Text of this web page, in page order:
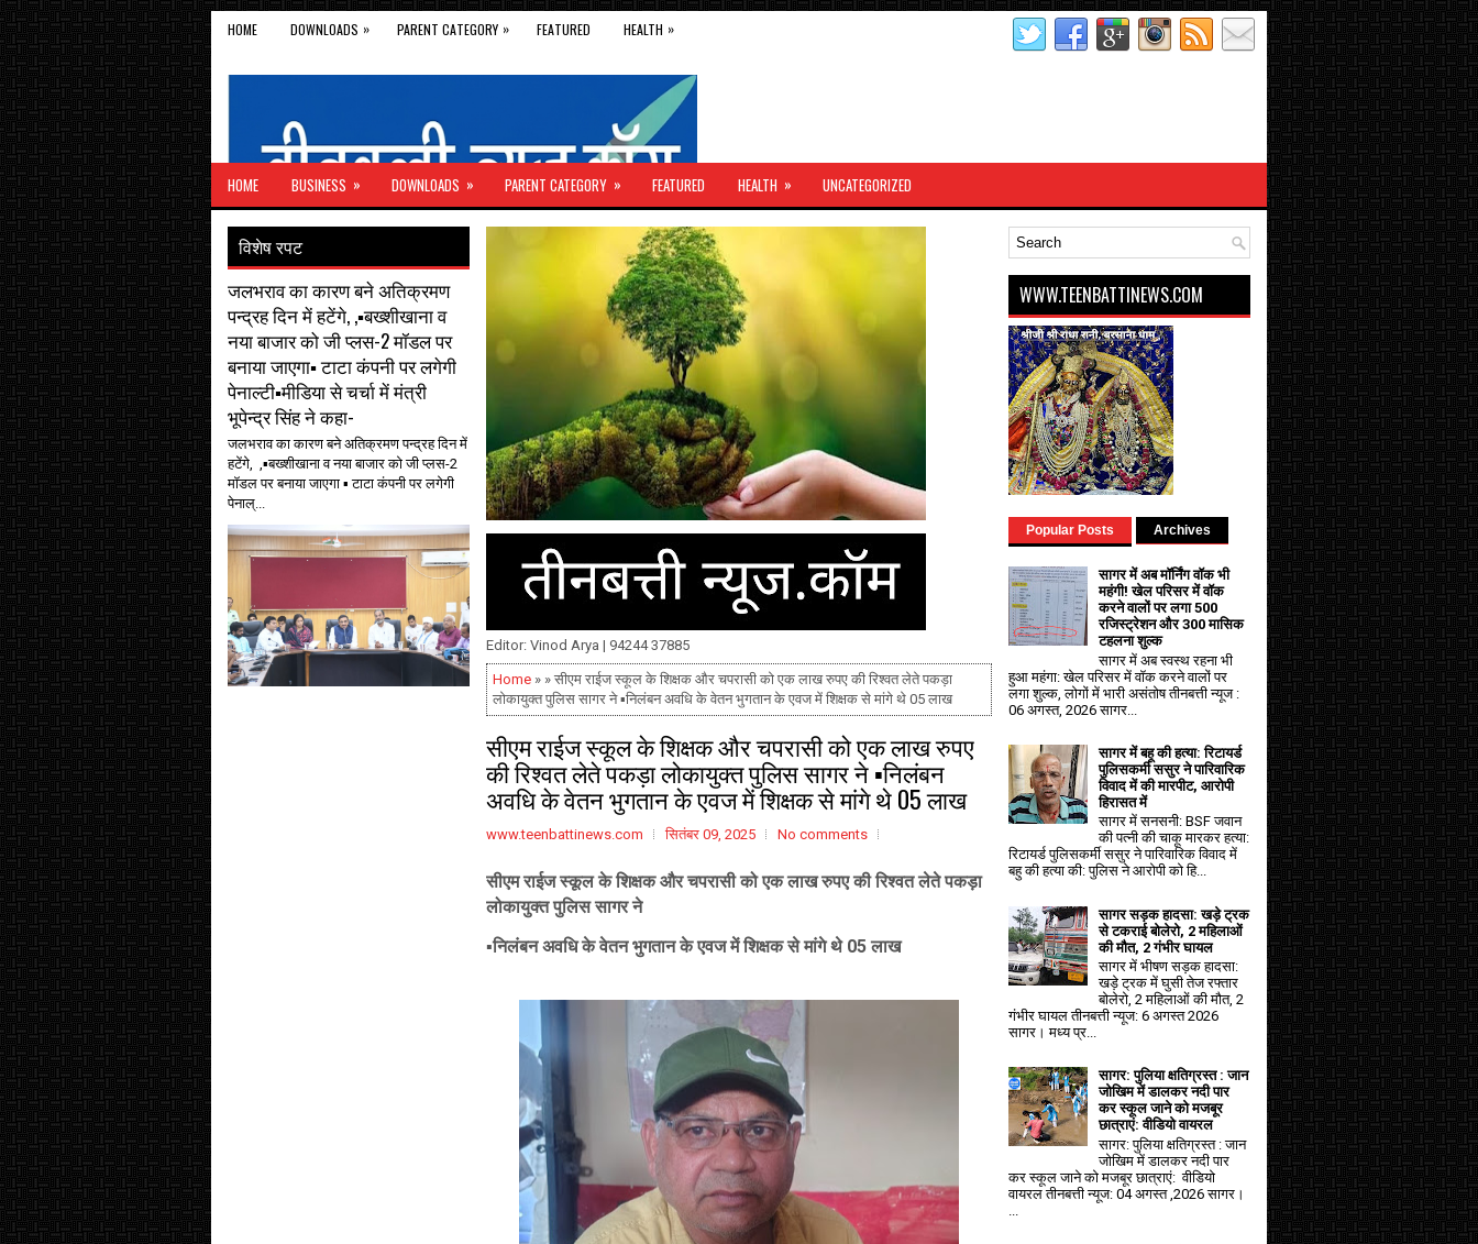
HOME DOWNLOADS » PARENT CATEGORY » FEATURED HEALTH »
HOME BUSINESS » DOWNLOADS » PARENT CATEGORY » FEATURED HEALTH » UNCATEGORIZED
Editor: Vinod Arya | 94244 37885
Home » » सीएम राईज स्कूल के शिक्षक और चपरासी को एक लाख रुपए की रिश्वत लेते पकड़ा
लोकायुक्त पुलिस सागर ने ▪️निलंबन अवधि के वेतन भुगतान के एवज में शिक्षक से मांगे थे 05 लाख
सीएम राईज स्कूल के शिक्षक और चपरासी को एक लाख रुपए
की रिश्वत लेते पकड़ा लोकायुक्त पुलिस सागर ने ▪️निलंबन
अवधि के वेतन भुगतान के एवज में शिक्षक से मांगे थे 05 लाख
www.teenbattinews.com सितंबर 09, 2025 No comments
सीएम राईज स्कूल के शिक्षक और चपरासी को एक लाख रुपए की रिश्वत लेते पकड़ा
लोकायुक्त पुलिस सागर ने
▪️निलंबन अवधि के वेतन भुगतान के एवज में शिक्षक से मांगे थे 05 लाख
विशेष रपट
जलभराव का कारण बने अतिक्रमण
पन्द्रह दिन में हटेंगे, ,▪️बख्शीखाना व
नया बाजार को जी प्लस-2 मॉडल पर
बनाया जाएगा▪️ टाटा कंपनी पर लगेगी
पेनाल्टी▪️मीडिया से चर्चा में मंत्री
भूपेन्द्र सिंह ने कहा-
जलभराव का कारण बने अतिक्रमण पन्द्रह दिन में
हटेंगे, ,▪️बख्शीखाना व नया बाजार को जी प्लस-2
मॉडल पर बनाया जाएगा ▪️ टाटा कंपनी पर लगेगी
पेनाल्...
WWW.TEENBATTINEWS.COM
Popular Posts Archives
सागर में अब मॉर्निंग वॉक भी
महंगी! खेल परिसर में वॉक
करने वालों पर लगा ₹500
रजिस्ट्रेशन और ₹300 मासिक
टहलना शुल्क
सागर में अब स्वस्थ रहना भी
हुआ महंगा: खेल परिसर में वॉक करने वालों पर
लगा शुल्क, लोगों में भारी असंतोष तीनबत्ती न्यूज :
06 अगस्त, 2026 सागर...
सागर में बहू की हत्या: रिटायर्ड
पुलिसकर्मी ससुर ने पारिवारिक
विवाद में की मारपीट, आरोपी
हिरासत में
सागर में सनसनी: BSF जवान
की पत्नी की चाकू मारकर हत्या:
रिटायर्ड पुलिसकर्मी ससुर ने पारिवारिक विवाद में
बहु की हत्या की: पुलिस ने आरोपी को हि...
सागर सड़क हादसा: खड़े ट्रक
से टकराई बोलेरो, 2 महिलाओं
की मौत, 2 गंभीर घायल
सागर में भीषण सड़क हादसा:
खड़े ट्रक में घुसी तेज रफ्तार
बोलेरो, 2 महिलाओं की मौत, 2
गंभीर घायल तीनबत्ती न्यूज: 6 अगस्त 2026
सागर। मध्य प्र...
सागर: पुलिया क्षतिग्रस्त : जान
जोखिम में डालकर नदी पार
कर स्कूल जाने को मजबूर
छात्राएं: वीडियो वायरल
सागर: पुलिया क्षतिग्रस्त : जान
जोखिम में डालकर नदी पार
कर स्कूल जाने को मजबूर छात्राएं: वीडियो
वायरल तीनबत्ती न्यूज: 04 अगस्त ,2026 सागर।
...